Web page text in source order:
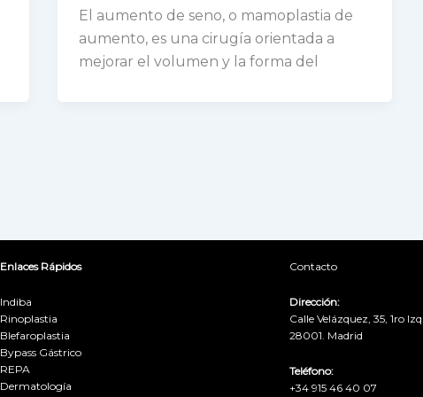
El aumento de seno, o mamoplastia de
aumento, es una cirugía orientada a
mejorar el volumen y la forma del
Enlaces Rápidos
Indiba
Rinoplastia
Blefaroplastia
Bypass Gástrico
REPA
Dermatología
Contacto
Dirección:
Calle Velázquez, 35, 1ro
28001. Madrid
Teléfono:
+34 915 46 40 07